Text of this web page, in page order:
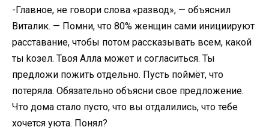
-Главное, не говори слова «развод», — объяснил
Виталик. — Помни, что 80% женщин сами инициируют
расставание, чтобы потом рассказывать всем, какой
ты koзeл. Твоя Алла может и согласиться. Ты
предложи пожить отдельно. Пусть поймёт, что
потеряла. Обязательно объясни свое предложение.
Что дома стало пусто, что вы отдалились, что тебе
хочется уюта. Понял?